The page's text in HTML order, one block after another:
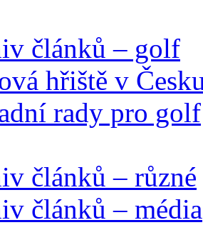
článků – golf
hřiště v
rady pro golf
článků – různé
článků – média